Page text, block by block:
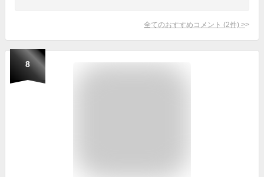
全てのおすすめコメント (2件) >
8